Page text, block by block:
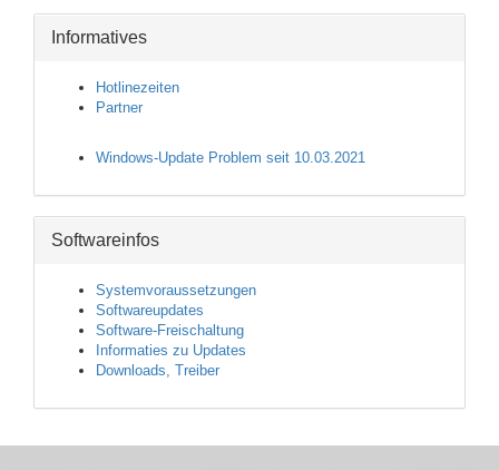
Informatives
Hotlinezeiten
Partner
Windows-Update Problem seit 10.03.2021
Softwareinfos
Systemvoraussetzungen
Softwareupdates
Software-Freischaltung
Informaties zu Updates
Downloads, Treiber